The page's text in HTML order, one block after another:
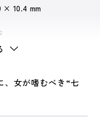
× 10.4 mm
、女が嗜むべき“七